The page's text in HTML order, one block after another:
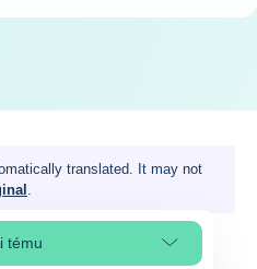
translated. It may not
.
témučasti stránky